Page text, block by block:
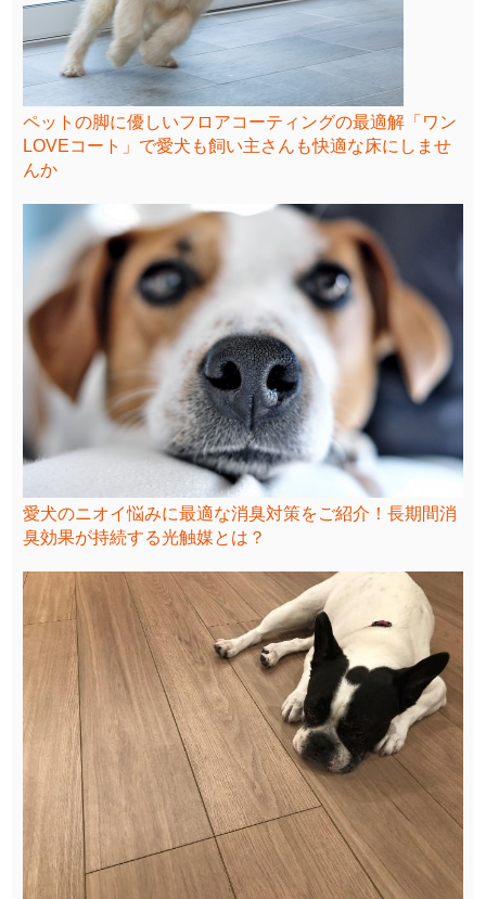
ペットの脚に優しいフロアコーティングの最適解「ワン
LOVEコート」で愛犬も飼い主さんも快適な床にしませ
んか
愛犬のニオイ悩みに最適な消臭対策をご紹介！長期間消
臭効果が持続する光触媒とは？